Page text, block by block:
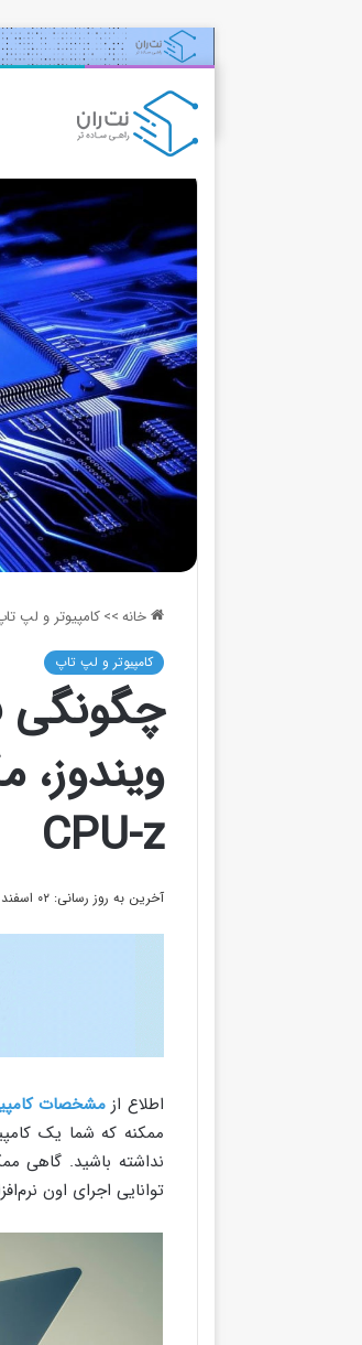
خانه>> کامپیوتر و لپ
کامپیوتر و لپ تاپ
چگونگی
CPU-z
آخرین به روز رسانی: ۰۲ اسفند ۱۴۰۱
اطلاع ازمشخصات
ممکنه که شما یک
نداشته باشید. گاهی
توانایی اجرای اون